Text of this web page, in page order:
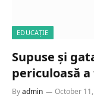
EDUCAȚIE
Supuse și
periculoasă
Byadmin October